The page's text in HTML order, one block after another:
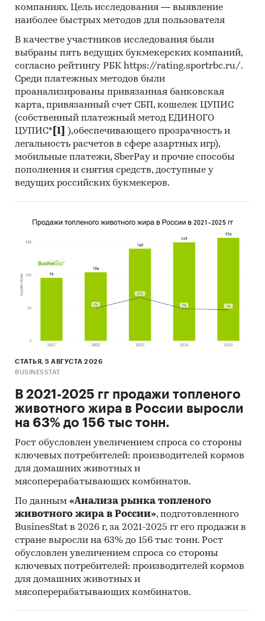
компаниях. Цель исследования — выявление
наиболее быстрых методов для пользователя
В качестве участников исследования были
выбраны пять ведущих букмекерских компаний,
согласно рейтингу РБК https://rating.sportrbc.ru/.
Среди платежных методов были
проанализированы привязанная банковская
карта, привязанный счет СБП, кошелек ЦУПИС
(собственный платежный метод ЕДИНОГО
ЦУПИС* [1]
),обеспечивающего прозрачность и
легальность расчетов в сфере азартных игр),
мобильные платежи, SberPay и прочие способы
пополнения и снятия средств, доступные у
ведущих российских букмекеров.
СТАТЬЯ, 5 АВГУСТА 2026
BUSINESSTAT
В 2021-2025 гг продажи топленого
животного жира в России выросли
на 63% до 156 тыс тонн.
Рост обусловлен увеличением спроса со стороны
ключевых потребителей: производителей кормов
для домашних животных и
мясоперерабатывающих комбинатов.
По данным «Анализа рынка топленого
животного жира в России», подготовленного
BusinesStat в 2026 г, за 2021-2025 гг его продажи в
стране выросли на 63% до 156 тыс тонн. Рост
обусловлен увеличением спроса со стороны
ключевых потребителей: производителей кормов
для домашних животных и
мясоперерабатывающих комбинатов.